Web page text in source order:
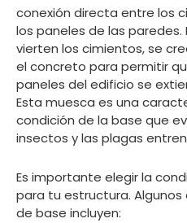
conexión directa entre los
los paneles de las paredes.
vierten los cimientos, se
el concreto para permitir
paneles del edificio se
Esta muesca es una
condición de la base que
insectos y las plagas
Es importante elegir la
para tu estructura.
de base incluyen: